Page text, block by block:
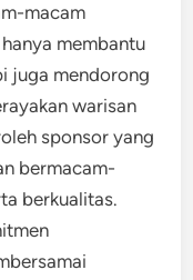
macam
membantu
juga mendorong
warisan
sponsor yang
bermacam-
berkualitas.